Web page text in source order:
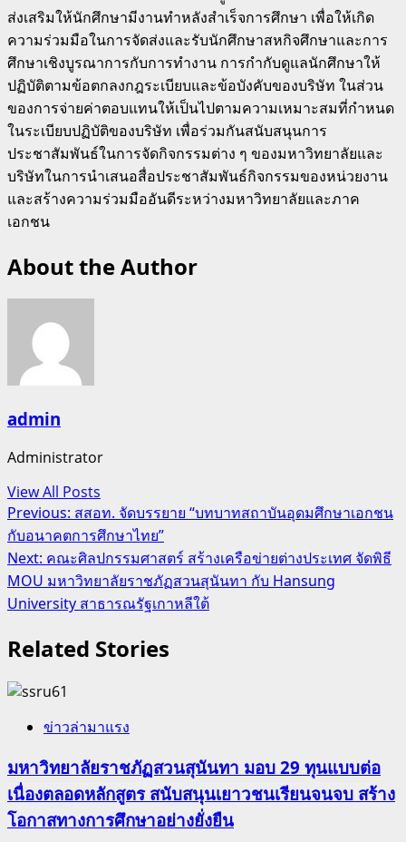
ส่งเสริมให้นักศึกษามีงานทำหลังสำเร็จการศึกษา เพื่อให้เกิด
ความร่วมมือในการจัดส่งและรับนักศึกษาสหกิจศึกษาและการ
ศึกษาเชิงบูรณาการกับการทำงาน การกำกับดูแลนักศึกษาให้
ปฏิบัติตามข้อตกลงกฎระเบียบและข้อบังคับของบริษัท ในส่วน
ของการจ่ายค่าตอบแทนให้เป็นไปตามความเหมาะสมที่กำหนด
ในระเบียบปฏิบัติของบริษัท เพื่อร่วมกันสนับสนุนการ
ประชาสัมพันธ์ในการจัดกิจกรรมต่าง ๆ ของมหาวิทยาลัยและ
บริษัทในการนำเสนอสื่อประชาสัมพันธ์กิจกรรมของหน่วยงาน
และสร้างความร่วมมืออันดีระหว่างมหาวิทยาลัยและภาค
เอกชน
About the Author
admin
Administrator
View All Posts
Post
navigation
Previous: สสอท. จัดบรรยาย “บทบาทสถาบันอุดมศึกษาเอกชน
กับอนาคตการศึกษาไทย”
Next: คณะศิลปกรรมศาสตร์ สร้างเครือข่ายต่างประเทศ จัดพิธี
MOU มหาวิทยาลัยราชภัฏสวนสุนันทา กับ Hansung
University สาธารณรัฐเกาหลีใต้
Related Stories
ข่าวล่ามาแรง
มหาวิทยาลัยราชภัฏสวนสุนันทา มอบ 29 ทุนแบบต่อ
เนื่องตลอดหลักสูตร สนับสนุนเยาวชนเรียนจนจบ สร้าง
โอกาสทางการศึกษาอย่างยั่งยืน